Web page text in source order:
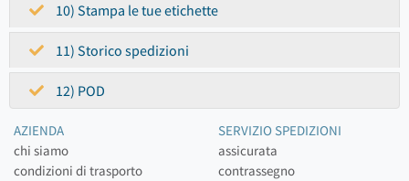
10) Stampa le tue etichette
11) Storico spedizioni
12) POD
AZIENDA
chi siamo
condizioni di trasporto
SERVIZIO SPEDIZIONI
assicurata
contrassegno